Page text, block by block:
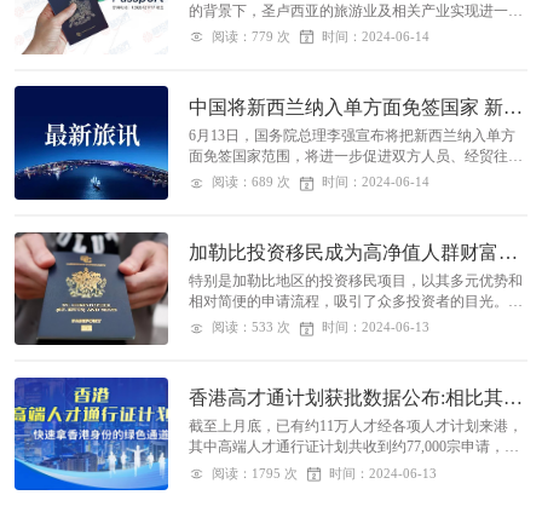
的背景下，圣卢西亚的旅游业及相关产业实现进一步
的发展，商业环境也不断改善，吸引众多投资者前
阅读：779 次 时间：2024-06-14
中国将新西兰纳入单方面免签国家 新西
兰入境旅游订单同比增长近6成
6月13日，国务院总理李强宣布将把新西兰纳入单方
面免签国家范围，将进一步促进双方人员、经贸往
来，利好入境游发展，希望新方为中国公民赴新提供
阅读：689 次 时间：2024-06-14
加勒比投资移民成为高净值人群财富管
理和生活规划的重要组成部分
特别是加勒比地区的投资移民项目，以其多元优势和
相对简便的申请流程，吸引了众多投资者的目光。加
勒比地区国家如圣基茨和尼维斯、多米尼克等，为投
阅读：533 次 时间：2024-06-13
香港高才通计划获批数据公布:相比其它
人才引进方式有哪些优势?
截至上月底，已有约11万人才经各项人才计划来港，
其中高端人才通行证计划共收到约77,000宗申请，约
62,000宗已获批。
阅读：1795 次 时间：2024-06-13